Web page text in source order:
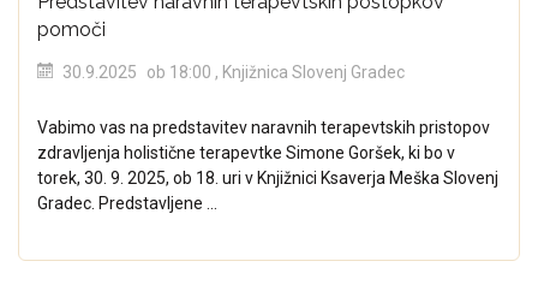
pomoči
30.9.2025 ob 18:00 , Knjižnica Slovenj Gradec
Vabimo vas na predstavitev naravnih terapevtskih pristopov
zdravljenja holistične terapevtke Simone Goršek, ki bo v
torek, 30. 9. 2025, ob 18. uri v Knjižnici Ksaverja Meška Slovenj
Gradec. Predstavljene ...